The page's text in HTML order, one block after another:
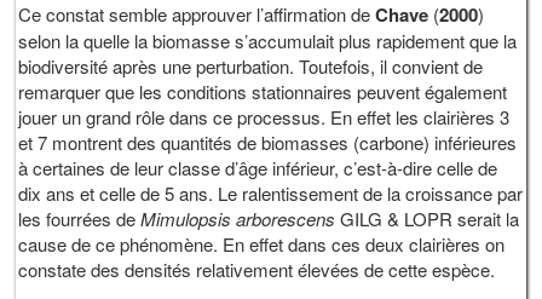
Ce constat semble approuver l’affirmation deChave (2000)
selon la quelle la biomasse s’accumulait plus rapidement que la
biodiversité après une perturbation. Toutefois, il convient de
remarquer que les conditions stationnaires peuvent également
jouer un grand rôle dans ce processus. En effet les clairières 3
et 7 montrent des quantités de biomasses (carbone) inférieures
à certaines de leur classe d’âge inférieur, c’est-à-dire celle de
dix ans et celle de 5 ans. Le ralentissement de la croissance par
les fourrées deMimulopsis arborescens GILG & LOPR serait la
cause de ce phénomène. En effet dans ces deux clairières on
constate des densités relativement élevées de cette espèce.